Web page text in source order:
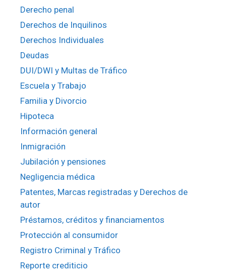
Derecho penal
Derechos de Inquilinos
Derechos Individuales
Deudas
DUI/DWI y Multas de Tráfico
Escuela y Trabajo
Familia y Divorcio
Hipoteca
Información general
Inmigración
Jubilación y pensiones
Negligencia médica
Patentes, Marcas registradas y Derechos de
autor
Préstamos, créditos y financiamentos
Protección al consumidor
Registro Criminal y Tráfico
Reporte crediticio